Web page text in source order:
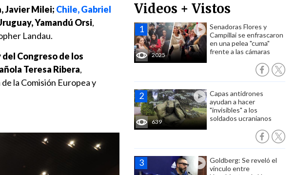
Videos + Vistos
2025
Senadoras Flores y
Campillai se enfrascaron
en una pelea "cuma"
frente a las cámaras
639
Capas antidrones
ayudan a hacer
"invisibles" a los
soldados ucranianos
Goldberg: Se reveló el
vínculo entre
Javier Milei; Chile, Gabriel
Yamandú Orsi,
Landau.
Congreso de los
Teresa Ribera,
la Comisión Europea y